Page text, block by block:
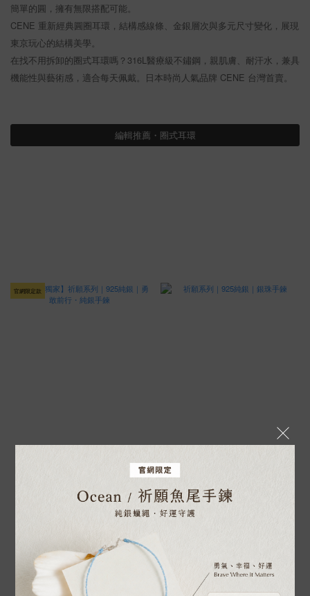
簡單的圓，擁有無限搭配可能。
CENE 重新經典圓圈耳環，結構感線條、金銀層次與多元尺寸變化，展現
東京玩心的結構美學。
在找不用拆卸的圈式耳環嗎？316L醫療級不鏽鋼，親肌膚、耐汗水，兼具
機能性與藝術感，適合每天佩戴。日本時尚人氣品牌 CENE 台灣首賣。
編輯推薦・圈式耳環
官網限定款
勇敢前行・純銀手鍊
NT$800